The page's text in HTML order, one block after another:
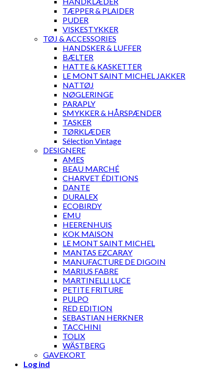
TÆPPER & PLAIDER
PUDER
VISKESTYKKER
TØJ & ACCESSORIES
HANDSKER & LUFFER
BÆLTER
HATTE & KASKETTER
LE MONT SAINT MICHEL JAKKER
NATTØJ
NØGLERINGE
PARAPLY
SMYKKER & HÅRSPÆNDER
TASKER
TØRKLÆDER
Sélection Vintage
DESIGNERE
AMES
BEAU MARCHÉ
CHARVET ÉDITIONS
DANTE
DURALEX
ECOBIRDY
EMU
HEERENHUIS
KOK MAISON
LE MONT SAINT MICHEL
MANTAS EZCARAY
MANUFACTURE DE DIGOIN
MARIUS FABRE
MARTINELLI LUCE
PETITE FRITURE
PULPO
RED EDITION
SEBASTIAN HERKNER
TACCHINI
TOLIX
WÄSTBERG
GAVEKORT
Log ind